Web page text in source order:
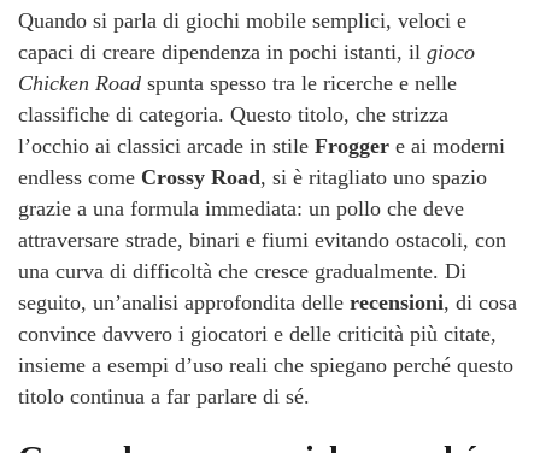
Quando si parla di giochi mobile semplici, veloci e
capaci di creare dipendenza in pochi istanti, il gioco
Chicken Road spunta spesso tra le ricerche e nelle
classifiche di categoria. Questo titolo, che strizza
l’occhio ai classici arcade in stile Frogger e ai moderni
endless come Crossy Road, si è ritagliato uno spazio
grazie a una formula immediata: un pollo che deve
attraversare strade, binari e fiumi evitando ostacoli, con
una curva di difficoltà che cresce gradualmente. Di
seguito, un’analisi approfondita delle recensioni, di cosa
convince davvero i giocatori e delle criticità più citate,
insieme a esempi d’uso reali che spiegano perché questo
titolo continua a far parlare di sé.